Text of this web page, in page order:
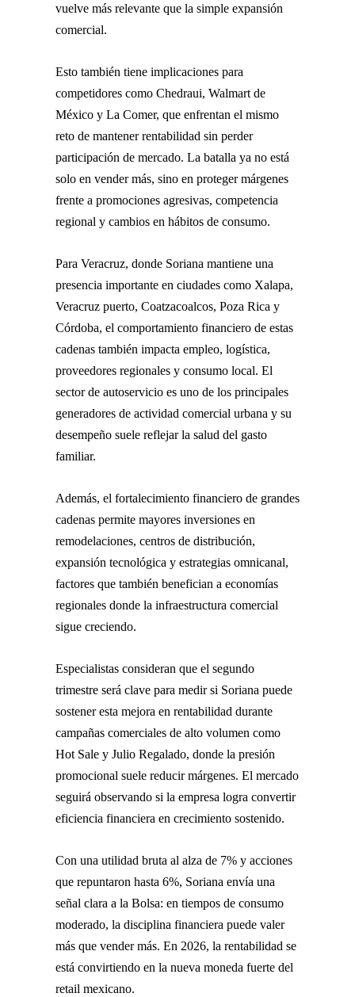
vuelve más relevante que la simple expansión
comercial.
Esto también tiene implicaciones para
competidores como Chedraui, Walmart de
México y La Comer, que enfrentan el mismo
reto de mantener rentabilidad sin perder
participación de mercado. La batalla ya no está
solo en vender más, sino en proteger márgenes
frente a promociones agresivas, competencia
regional y cambios en hábitos de consumo.
Para Veracruz, donde Soriana mantiene una
presencia importante en ciudades como Xalapa,
Veracruz puerto, Coatzacoalcos, Poza Rica y
Córdoba, el comportamiento financiero de estas
cadenas también impacta empleo, logística,
proveedores regionales y consumo local. El
sector de autoservicio es uno de los principales
generadores de actividad comercial urbana y su
desempeño suele reflejar la salud del gasto
familiar.
Además, el fortalecimiento financiero de grandes
cadenas permite mayores inversiones en
remodelaciones, centros de distribución,
expansión tecnológica y estrategias omnicanal,
factores que también benefician a economías
regionales donde la infraestructura comercial
sigue creciendo.
Especialistas consideran que el segundo
trimestre será clave para medir si Soriana puede
sostener esta mejora en rentabilidad durante
campañas comerciales de alto volumen como
Hot Sale y Julio Regalado, donde la presión
promocional suele reducir márgenes. El mercado
seguirá observando si la empresa logra convertir
eficiencia financiera en crecimiento sostenido.
Con una utilidad bruta al alza de 7% y acciones
que repuntaron hasta 6%, Soriana envía una
señal clara a la Bolsa: en tiempos de consumo
moderado, la disciplina financiera puede valer
más que vender más. En 2026, la rentabilidad se
está convirtiendo en la nueva moneda fuerte del
retail mexicano.